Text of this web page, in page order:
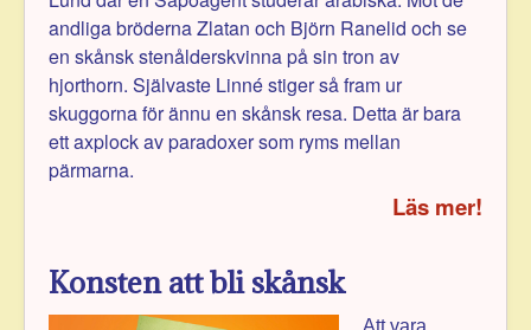
andliga bröderna Zlatan och Björn Ranelid och se
en skånsk stenålderskvinna på sin tron av
hjorthorn. Självaste Linné stiger så fram ur
skuggorna för ännu en skånsk resa. Detta är bara
ett axplock av paradoxer som ryms mellan
pärmarna.
Läs mer!
Konsten att bli skånsk
Att vara